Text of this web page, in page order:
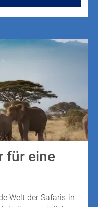
für eine
Welt der Safaris in